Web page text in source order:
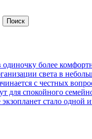
Поиск
одиночку более
света в
с честных
для спокойного
стало одной